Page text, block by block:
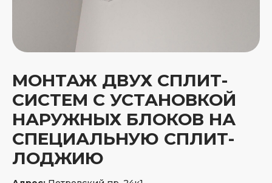
МОНТАЖ ДВУХ СПЛИТ-
СИСТЕМ С УСТАНОВКОЙ
НАРУЖНЫХ БЛОКОВ НА
СПЕЦИАЛЬНУЮ СПЛИТ-
ЛОДЖИЮ
Качество наших
услуг оценили
более 1000 жителей
Петербурга
и Ленобласти